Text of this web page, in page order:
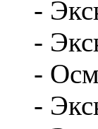
-
-
-
-